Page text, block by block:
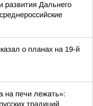
развития Дальнего
о планах на 19-й
на печи лежать»:
традиций